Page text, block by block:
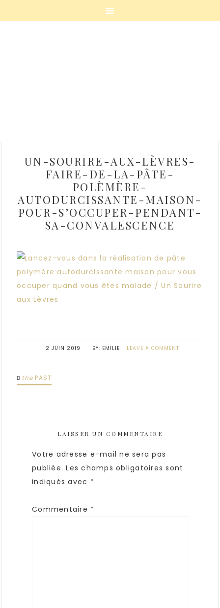
UN-SOURIRE-AUX-LÈVRES-
FAIRE-DE-LA-PÂTE-
POLÈMÈRE-
AUTODURCISSANTE-MAISON-
POUR-S’OCCUPER-PENDANT-
SA-CONVALESCENCE
2 JUIN 2019 EMILIE LEAVE A COMMENT
the PAST
LAISSER UN COMMENTAIRE
Votre adresse e-mail ne sera pas
publiée. Les champs obligatoires sont
indiqués avec *
Commentaire *